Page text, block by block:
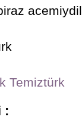
Temiztürk
: